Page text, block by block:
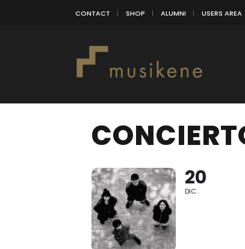
CONTACT SHOP ALUMNI USERS AREA
20
DIC